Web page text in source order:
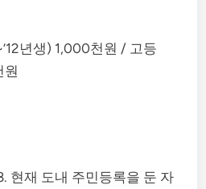
년생) 1,000천원 / 고등
원
현재 도내 주민등록을 둔 자